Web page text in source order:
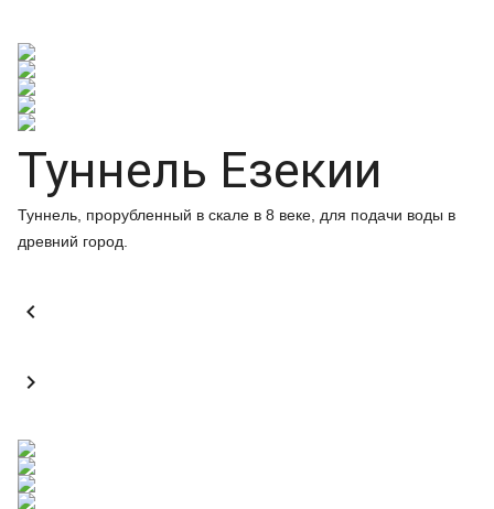
Туннель Езекии
Туннель, прорубленный в скале в 8 веке, для подачи воды в
древний город.

